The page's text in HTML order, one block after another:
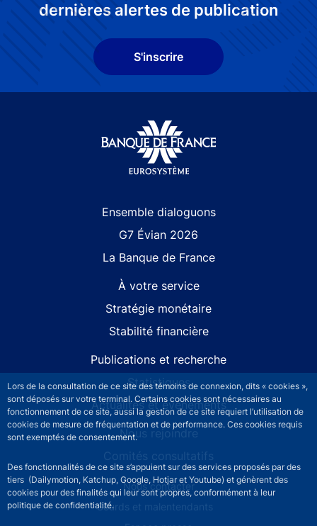
Lors de la consultation de ce site des témoins de connexion, dits « cookies »,
sont déposés sur votre terminal. Certains cookies sont nécessaires au
fonctionnement de ce site, aussi la gestion de ce site requiert l’utilisation de
cookies de mesure de fréquentation et de performance. Ces cookies requis
sont exemptés de consentement.
Des fonctionnalités de ce site s’appuient sur des services proposés par des
tiers (Dailymotion, Katchup, Google, Hotjar et Youtube) et génèrent des
cookies pour des finalités qui leur sont propres, conformément à leur
politique de confidentialité.
dernières alertes de publication
S'inscrire
Ensemble dialoguons
G7 Évian 2026
La Banque de France
À votre service
Stratégie monétaire
Stabilité financière
Publications et recherche
Statistiques
Actualités et événements
Nous rejoindre
Comités consultatifs
Footer secondary menuNous contacter
Sourds et malentendants